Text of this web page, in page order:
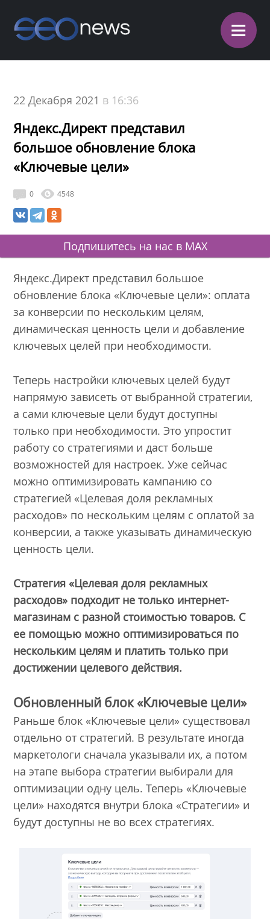
≡
22 Декабря 2021 в 16:36
Яндекс.Директ представил
большое обновление блока
«Ключевые цели»
0 4548
Подпишитесь на нас в MAX
Яндекс.Директ представил большое
обновление блока «Ключевые цели»: оплата
за конверсии по нескольким целям,
динамическая ценность цели и добавление
ключевых целей при необходимости.
Теперь настройки ключевых целей будут
напрямую зависеть от выбранной стратегии,
а сами ключевые цели будут доступны
только при необходимости. Это упростит
работу со стратегиями и даст больше
возможностей для настроек. Уже сейчас
можно оптимизировать кампанию со
стратегией «Целевая доля рекламных
расходов» по нескольким целям с оплатой за
конверсии, а также указывать динамическую
ценность цели.
Стратегия «Целевая доля рекламных
расходов» подходит не только интернет-
магазинам с разной стоимостью товаров. С
ее помощью можно оптимизироваться по
нескольким целям и платить только при
достижении целевого действия.
Обновленный блок «Ключевые цели»
Раньше блок «Ключевые цели» существовал
отдельно от стратегий. В результате иногда
маркетологи сначала указывали их, а потом
на этапе выбора стратегии выбирали для
оптимизации одну цель. Теперь «Ключевые
цели» находятся внутри блока «Стратегии» и
будут доступны не во всех стратегиях.